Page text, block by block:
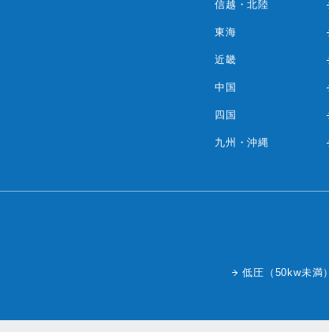
信越・北陸
東海
近畿
中国
四国
九州・沖縄
低圧（50kw未満）